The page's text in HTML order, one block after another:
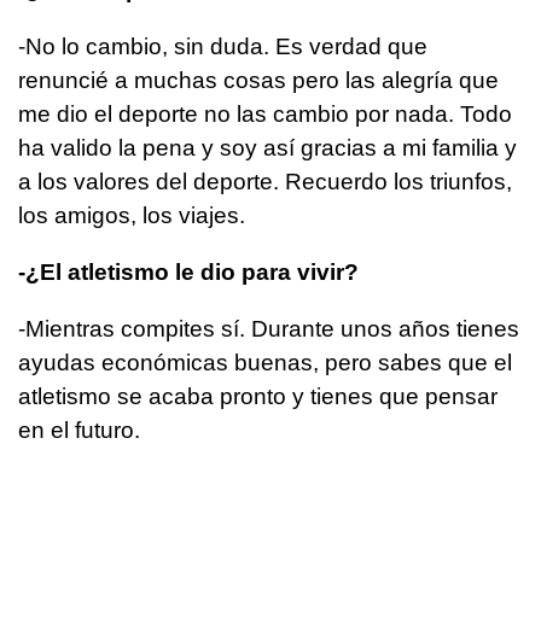
-No lo cambio, sin duda. Es verdad que
renuncié a muchas cosas pero las alegría que
me dio el deporte no las cambio por nada. Todo
ha valido la pena y soy así gracias a mi familia y
a los valores del deporte. Recuerdo los triunfos,
los amigos, los viajes.
-¿El atletismo le dio para vivir?
-Mientras compites sí. Durante unos años tienes
ayudas económicas buenas, pero sabes que el
atletismo se acaba pronto y tienes que pensar
en el futuro.